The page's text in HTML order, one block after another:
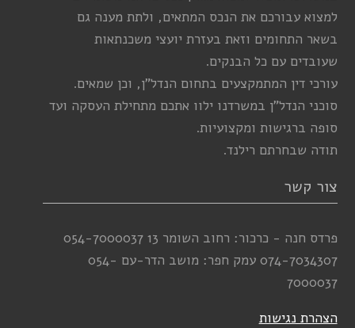
למצוא עבורכם את הנכס המתאים, ולתת מענה גם
בשאר התחומים וזאת בעזרת יועצי משכנתאות
שעובדים עם כל הבנקים.
עורכי דין המתמקצעים בתחום הנדל”ן, וכן שמאים.
סוכני הנדל”ן במשרדנו ילוו אתכם מתחילת העסקה ועד
סופה ברגישות ומקצועיות.
תודה שבחרתם רילנד.
צור קשר
פרדס חנה - כרכור: רחוב השומר 13
054-7000037
074-7034307 עמק חפר: מושב הדר-עם 054-
7000037
הצהרת נגישות